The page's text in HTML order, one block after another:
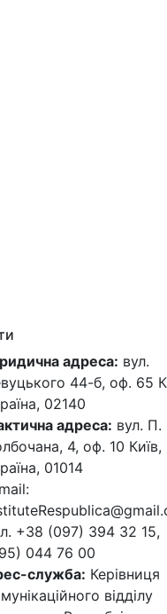
адреса: вул.
44-б, оф. 65
02140
адреса: вул. П.
4, оф. 10 Київ,
01014
+38 (097) 394 32 15,
044 76 00
служба: Керівниця
відділу